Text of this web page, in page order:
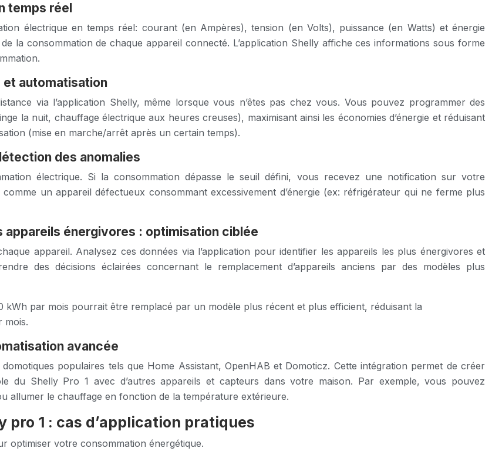
temps réel
électrique en temps réel: courant (en Ampères), tension (en Volts), puissance (en Watts) et énergie
la consommation de chaque appareil connecté. L’application Shelly affiche ces informations sous forme
automatisation
via l’application Shelly, même lorsque vous n’êtes pas chez vous. Vous pouvez programmer des
la nuit, chauffage électrique aux heures creuses), maximisant ainsi les économies d’énergie et réduisant
(mise en marche/arrêt après un certain temps).
des anomalies
électrique. Si la consommation dépasse le seuil défini, vous recevez une notification sur votre
un appareil défectueux consommant excessivement d’énergie (ex: réfrigérateur qui ne ferme plus
énergivores : optimisation ciblée
appareil. Analysez ces données via l’application pour identifier les appareils les plus énergivores et
des décisions éclairées concernant le remplacement d’appareils anciens par des modèles plus
par mois pourrait être remplacé par un modèle plus récent et plus efficient, réduisant la
mois.
avancée
populaires tels que Home Assistant, OpenHAB et Domoticz. Cette intégration permet de créer
du Shelly Pro 1 avec d’autres appareils et capteurs dans votre maison. Par exemple, vous pouvez
allumer le chauffage en fonction de la température extérieure.
1 : cas d’application pratiques
optimiser votre consommation énergétique.